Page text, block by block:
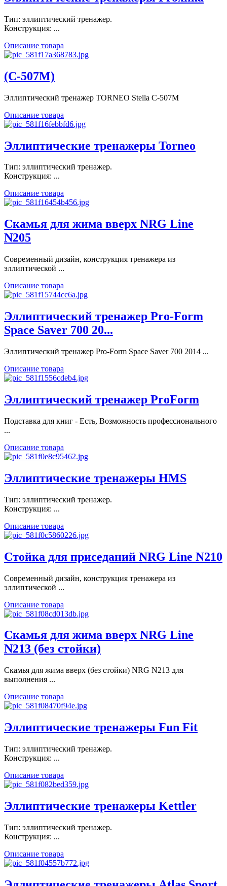
Тип: эллиптический тренажер.
Конструкция: ...
Описание товара
(C-507M)
Эллиптический тренажер TORNEO Stella C-507M
Описание товара
Эллиптические тренажеры Torneo
Тип: эллиптический тренажер.
Конструкция: ...
Описание товара
Скамья для жима вверх NRG Line
N205
Современный дизайн, конструкция тренажера из
эллиптической ...
Описание товара
Эллиптический тренажер Pro-Form
Space Saver 700 20...
Эллиптический тренажер Pro-Form Space Saver 700 2014 ...
Описание товара
Эллиптический тренажер ProForm
Подставка для книг - Есть, Возможность профессионального
...
Описание товара
Эллиптические тренажеры HMS
Тип: эллиптический тренажер.
Конструкция: ...
Описание товара
Стойка для приседаний NRG Line N210
Современный дизайн, конструкция тренажера из
эллиптической ...
Описание товара
Скамья для жима вверх NRG Line
N213 (без стойки)
Скамья для жима вверх (без стойки) NRG N213 для
выполнения ...
Описание товара
Эллиптические тренажеры Fun Fit
Тип: эллиптический тренажер.
Конструкция: ...
Описание товара
Эллиптические тренажеры Kettler
Тип: эллиптический тренажер.
Конструкция: ...
Описание товара